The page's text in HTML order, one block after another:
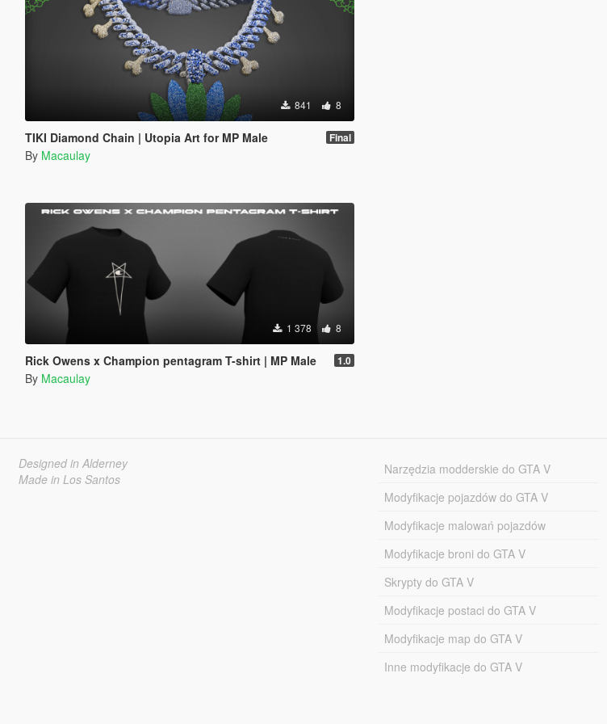
841 8
TIKI Diamond Chain | Utopia Art for MP Male Final
By Macaulay
1 378 8
Rick Owens x Champion pentagram T-shirt | MP Male 1.0
By Macaulay
Designed in Alderney
Made in Los Santos
Narzędzia modderskie do GTA V
Modyfikacje pojazdów do GTA V
Modyfikacje malowań pojazdów
Modyfikacje broni do GTA V
Skrypty do GTA V
Modyfikacje postaci do GTA V
Modyfikacje map do GTA V
Inne modyfikacje do GTA V